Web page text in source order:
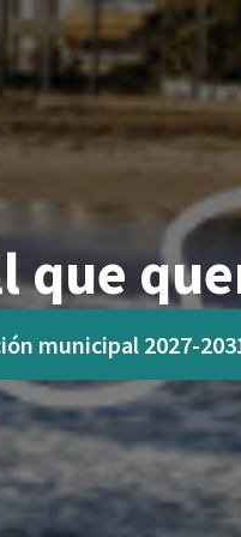
que
municipal 2027-